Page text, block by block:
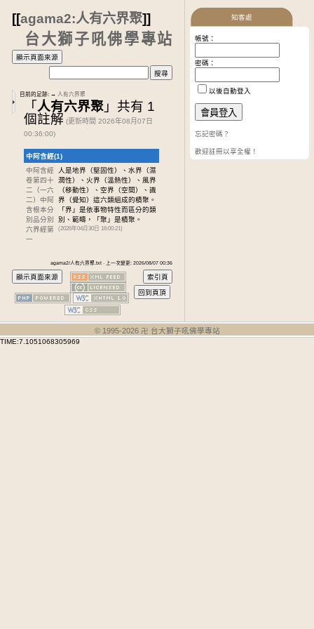
[[agama2:人有六界聚]]
台大獅子吼佛學專站
目前的足跡: → 人有六界聚
「人有六界聚」共有 1
個註解 (更新時間 2026年08月07日
00:36:00)
中阿含經(1)
中阿含經
卷第四十
二 （一六
二）中阿
含根本分
別品分別
六界經第
一
人是地界（堅固性）、水界（濕
潤性）、火界（溫熱性）、風界
（移動性）、空界（空間）、識
界（覺知）這六類組成的積聚。
「界」是依事物特性而區分的類
別、範疇，「聚」是積聚。
(2026年04月30日 16:00:21)
agama2/人有六界聚.txt · 上一次變更: 2026/08/07 00:36
知客處
帳號：
密碼：
以後自動登入
忘記密碼？
歡迎註冊以享全權！
© 1995-2026 卍 台大獅子吼佛學專站
TIME:7.1051068305969